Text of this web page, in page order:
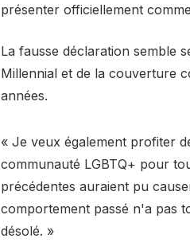
présenter officiellement
La fausse déclaration semble
Millennial et de la couverture
années.
« Je veux également profiter
communauté LGBTQ+ pour
précédentes auraient pu
comportement passé n'a pas
désolé. »